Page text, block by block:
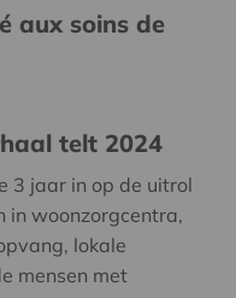
aux soins de
telt 2024
3 jaar in op de uitrol
in woonzorgcentra,
lokale
mensen met